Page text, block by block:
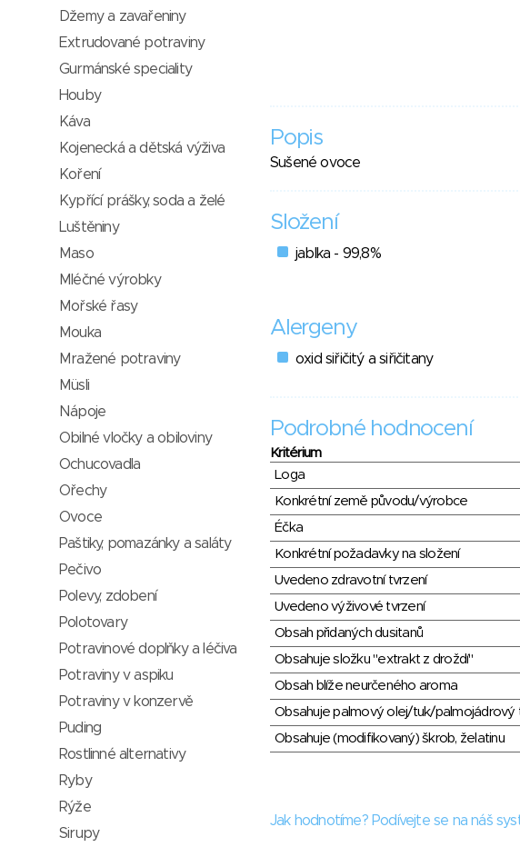
Popis
Sušené ovoce
Složení
jablka - 99,8%
Alergeny
oxid siřičitý a siřičitany
Podrobné hodnocení
Kritérium
Loga
Konkrétní země původu/výrobce
Éčka
Konkrétní požadavky na složení
Uvedeno zdravotní tvrzení
Uvedeno výživové tvrzení
Obsah přidaných dusitanů
Obsahuje složku "extrakt z droždí"
Obsah blíže neurčeného aroma
Obsahuje palmový olej/tuk/palmojádrový
Obsahuje (modifikovaný) škrob, želatinu
Jak hodnotíme? Podívejte se na náš
Džemy a zavařeniny
Extrudované potraviny
Gurmánské speciality
Houby
Káva
Kojenecká a dětská výživa
Koření
Kypřící prášky, soda a želé
Luštěniny
Maso
Mléčné výrobky
Mořské řasy
Mouka
Mražené potraviny
Müsli
Nápoje
Obilné vločky a obiloviny
Ochucovadla
Ořechy
Ovoce
Paštiky, pomazánky a saláty
Pečivo
Polevy, zdobení
Polotovary
Potravinové doplňky a léčiva
Potraviny v aspiku
Potraviny v konzervě
Puding
Rostlinné alternativy
Ryby
Rýže
Sirupy